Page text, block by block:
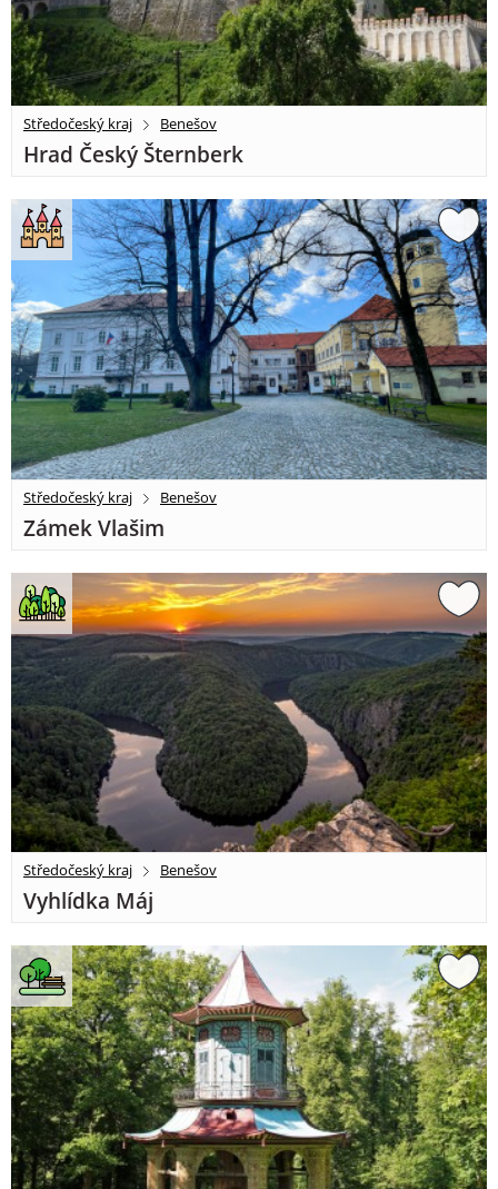
Středočeský kraj Benešov
Hrad Český Šternberk
Středočeský kraj Benešov
Zámek Vlašim
Středočeský kraj Benešov
Vyhlídka Máj